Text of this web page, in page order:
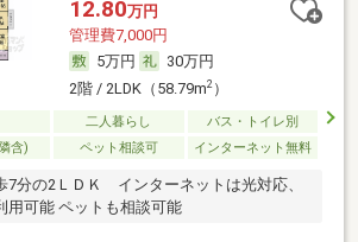
12.80万円
管理費7,000円
5万円
30万円
2階 / 2LDK（58.79m2）
二人暮らし
バス・トイレ別
含)
ペット相談可 インターネット無料
7分の2ＬＤＫ インターネットは光対応、
用可能 ペットも相談可能